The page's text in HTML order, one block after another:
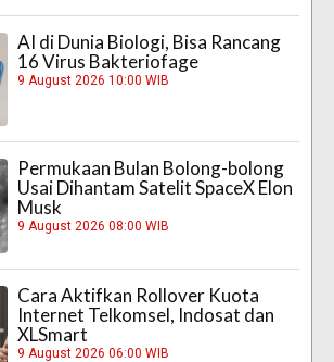
AI di Dunia Biologi, Bisa Rancang
16 Virus Bakteriofage
9 August 2026 10:00 WIB
Permukaan Bulan Bolong-bolong
Usai Dihantam Satelit SpaceX Elon
Musk
9 August 2026 08:00 WIB
Cara Aktifkan Rollover Kuota
Internet Telkomsel, Indosat dan
XLSmart
9 August 2026 06:00 WIB